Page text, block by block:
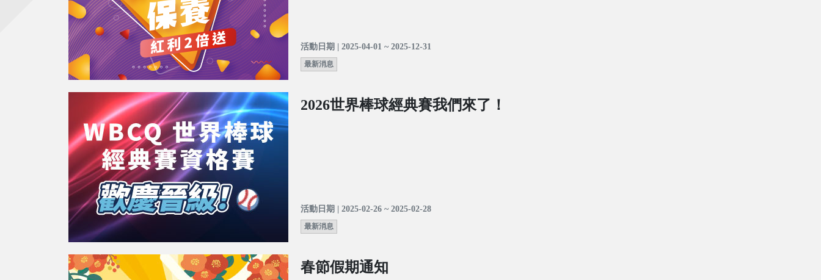
活動日期 | 2025-04-01 ~ 2025-12-31
最新消息
2026世界棒球經典賽我們來了！
活動日期 | 2025-02-26 ~ 2025-02-28
最新消息
春節假期通知